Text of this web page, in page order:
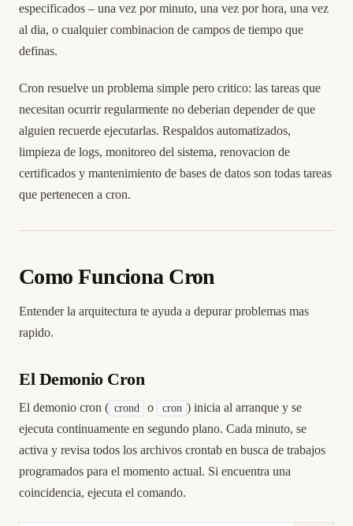
especificados – una vez por minuto, una vez por hora, una vez
al dia, o cualquier combinacion de campos de tiempo que
definas.
Cron resuelve un problema simple pero critico: las tareas que
necesitan ocurrir regularmente no deberian depender de que
alguien recuerde ejecutarlas. Respaldos automatizados,
limpieza de logs, monitoreo del sistema, renovacion de
certificados y mantenimiento de bases de datos son todas tareas
que pertenecen a cron.
Como Funciona Cron
Entender la arquitectura te ayuda a depurar problemas mas
rapido.
El Demonio Cron
El demonio cron ( crond o cron ) inicia al arranque y se
ejecuta continuamente en segundo plano. Cada minuto, se
activa y revisa todos los archivos crontab en busca de trabajos
programados para el momento actual. Si encuentra una
coincidencia, ejecuta el comando.